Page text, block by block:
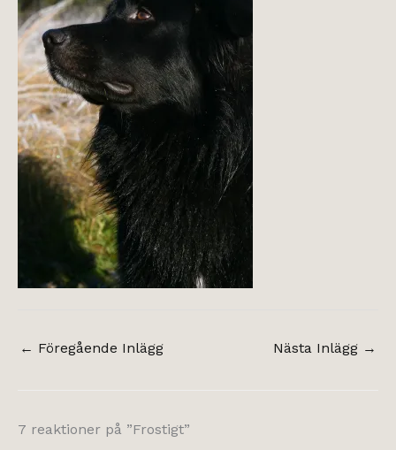
← Föregående Inlägg Nästa Inlägg →
7 reaktioner på ”Frostigt”